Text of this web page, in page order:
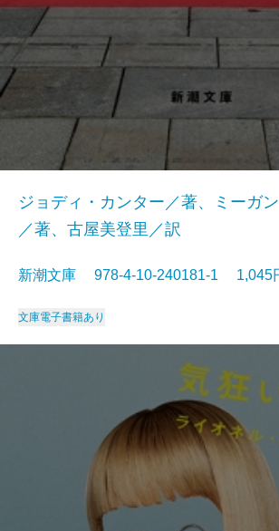
ジョディ・カンター／著、ミーガ
／著、古屋美登里／訳
新潮文庫 978-4-10-240181-1
文庫電子書籍あり